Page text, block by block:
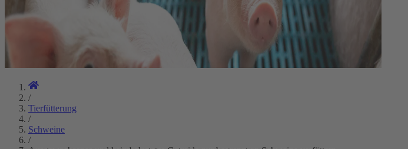
/
Tierfütterung
/
Schweine
/